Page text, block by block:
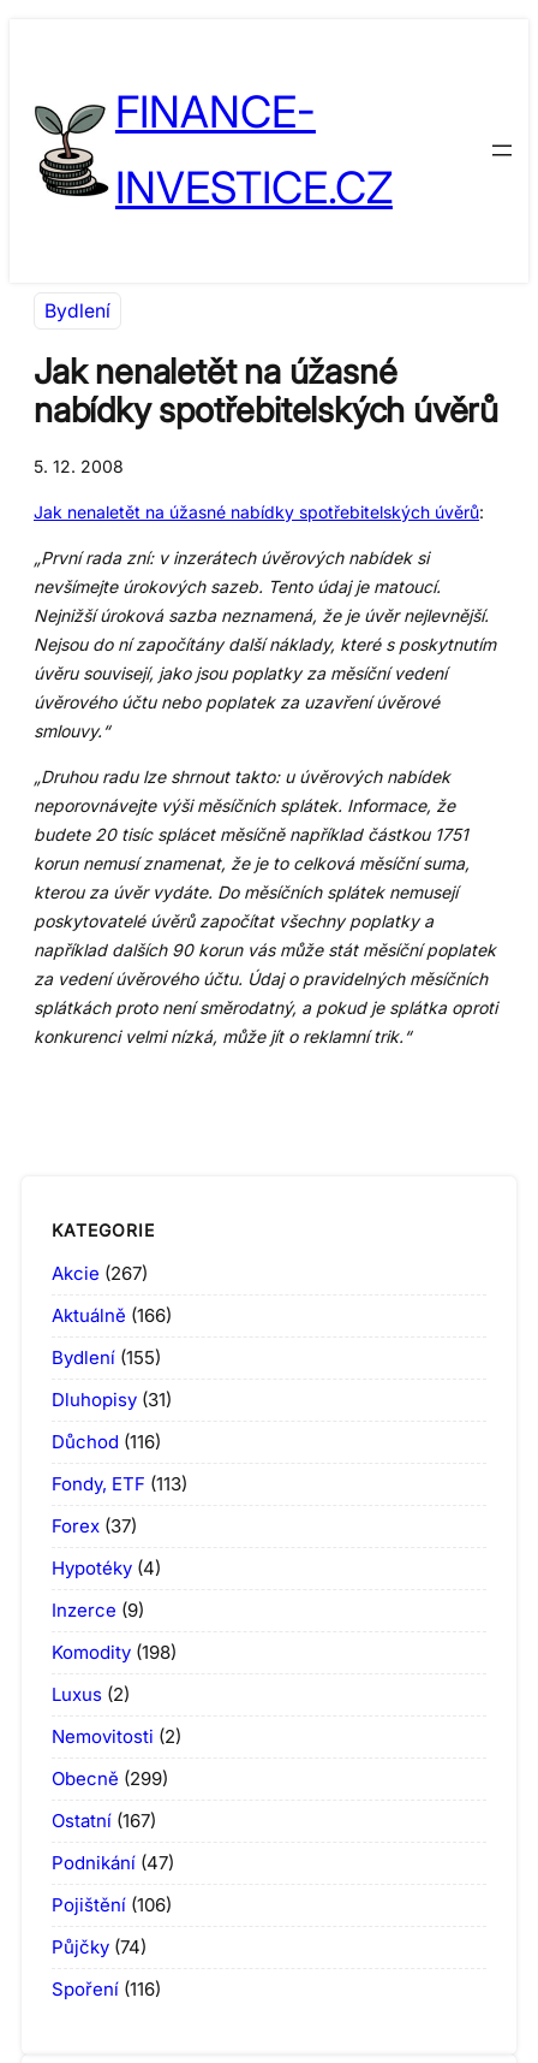
FINANCE-
INVESTICE.CZ
Bydlení
Jak nenaletět na úžasné
nabídky spotřebitelských úvěrů
5. 12. 2008
Jak nenaletět na úžasné nabídky spotřebitelských úvěrů:
„První rada zní: v inzerátech úvěrových nabídek si
nevšímejte úrokových sazeb. Tento údaj je matoucí.
Nejnižší úroková sazba neznamená, že je úvěr nejlevnější.
Nejsou do ní započítány další náklady, které s poskytnutím
úvěru souvisejí, jako jsou poplatky za měsíční vedení
úvěrového účtu nebo poplatek za uzavření úvěrové
smlouvy.“
„Druhou radu lze shrnout takto: u úvěrových nabídek
neporovnávejte výši měsíčních splátek. Informace, že
budete 20 tisíc splácet měsíčně například částkou 1751
korun nemusí znamenat, že je to celková měsíční suma,
kterou za úvěr vydáte. Do měsíčních splátek nemusejí
poskytovatelé úvěrů započítat všechny poplatky a
například dalších 90 korun vás může stát měsíční poplatek
za vedení úvěrového účtu. Údaj o pravidelných měsíčních
splátkách proto není směrodatný, a pokud je splátka oproti
konkurenci velmi nízká, může jít o reklamní trik.“
KATEGORIE
Akcie (267)
Aktuálně (166)
Bydlení (155)
Dluhopisy (31)
Důchod (116)
Fondy, ETF (113)
Forex (37)
Hypotéky (4)
Inzerce (9)
Komodity (198)
Luxus (2)
Nemovitosti (2)
Obecně (299)
Ostatní (167)
Podnikání (47)
Pojištění (106)
Půjčky (74)
Spoření (116)